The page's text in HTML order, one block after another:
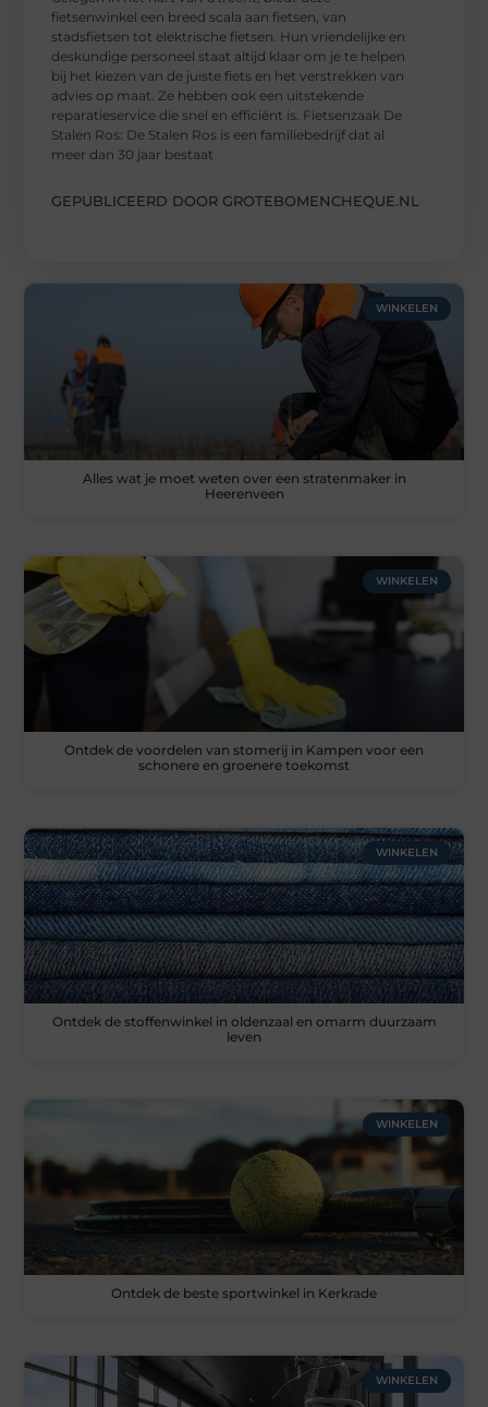
fietsenwinkel een breed scala aan fietsen, van
stadsfietsen tot elektrische fietsen. Hun vriendelijke en
deskundige personeel staat altijd klaar om je te helpen
bij het kiezen van de juiste fiets en het verstrekken van
advies op maat. Ze hebben ook een uitstekende
reparatieservice die snel en efficiënt is. Fietsenzaak De
Stalen Ros: De Stalen Ros is een familiebedrijf dat al
meer dan 30 jaar bestaat
GEPUBLICEERD DOOR GROTEBOMENCHEQUE.NL
WINKELEN
Alles wat je moet weten over een stratenmaker in
Heerenveen
WINKELEN
Ontdek de voordelen van stomerij in Kampen voor een
schonere en groenere toekomst
WINKELEN
Ontdek de stoffenwinkel in oldenzaal en omarm duurzaam
leven
WINKELEN
Ontdek de beste sportwinkel in Kerkrade
WINKELEN